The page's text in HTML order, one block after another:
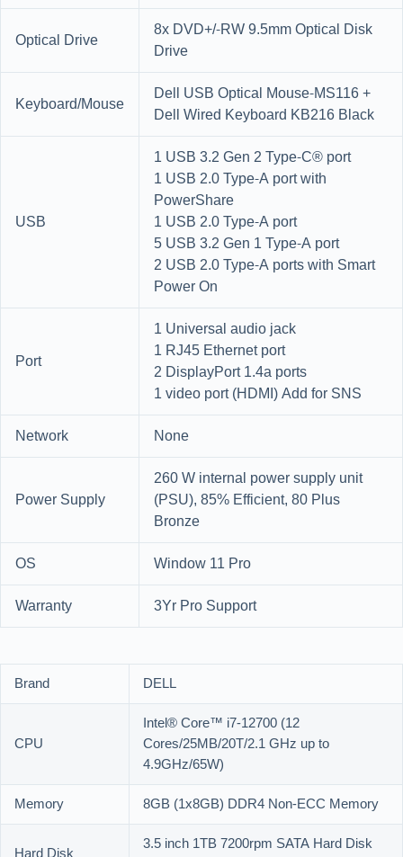
Optical Drive
8x DVD+/-RW 9.5mm Optical Disk
Drive
Keyboard/Mouse
Dell USB Optical Mouse-MS116 +
Dell Wired Keyboard KB216 Black
USB
1 USB 3.2 Gen 2 Type-C® port
1 USB 2.0 Type-A port with
PowerShare
1 USB 2.0 Type-A port
5 USB 3.2 Gen 1 Type-A port
2 USB 2.0 Type-A ports with Smart
Power On
Port
1 Universal audio jack
1 RJ45 Ethernet port
2 DisplayPort 1.4a ports
1 video port (HDMI) Add for SNS
Network
None
Power Supply
260 W internal power supply unit
(PSU), 85% Efficient, 80 Plus
Bronze
OS
Window 11 Pro
Warranty
3Yr Pro Support
Brand DELL
CPU
Intel® Core™ i7-12700 (12
Cores/25MB/20T/2.1 GHz up to
4.9GHz/65W)
Memory
8GB (1x8GB) DDR4 Non-ECC Memory
3.5 inch 1TB 7200rpm SATA Hard Disk